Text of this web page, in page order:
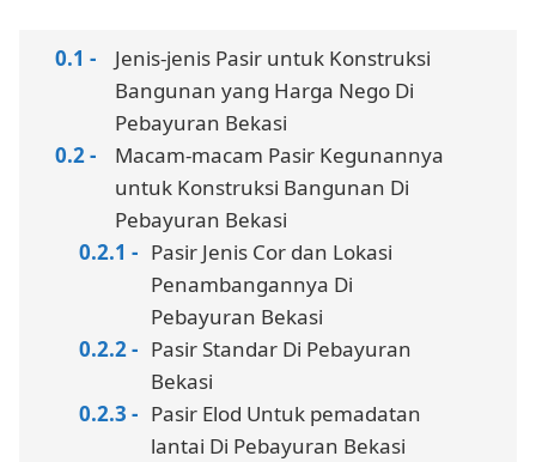
Jenis-jenis Pasir untuk Konstruksi
Bangunan yang Harga Nego Di
Pebayuran Bekasi
Macam-macam Pasir Kegunannya
untuk Konstruksi Bangunan Di
Pebayuran Bekasi
Pasir Jenis Cor dan Lokasi
Penambangannya Di
Pebayuran Bekasi
Pasir Standar Di Pebayuran
Bekasi
Pasir Elod Untuk pemadatan
lantai Di Pebayuran Bekasi